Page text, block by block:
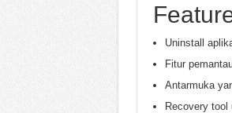
Uninstall
Fitur
Antarmuka
Recovery tool